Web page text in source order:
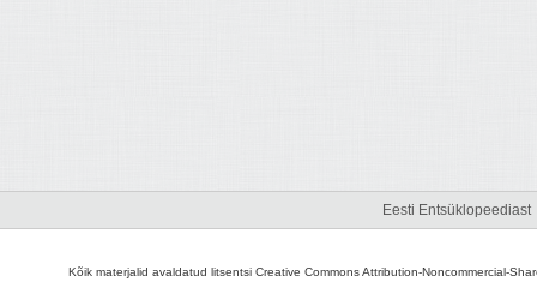
Eesti Entsüklopeediast
Kõik materjalid avaldatud litsentsi Creative Commons Attribution-Noncommercial-